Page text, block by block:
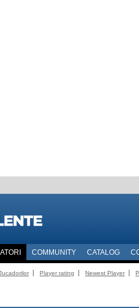
COMMUNITY CATALOG
Player rating Newest Player